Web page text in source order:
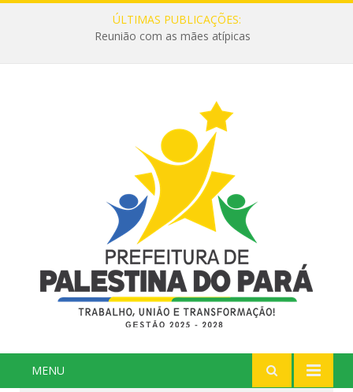
ÚLTIMAS PUBLICAÇÕES:
Reunião com as mães atípicas
MENU